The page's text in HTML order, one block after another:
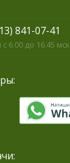
841-07-41
6.00 до 16.45 мск